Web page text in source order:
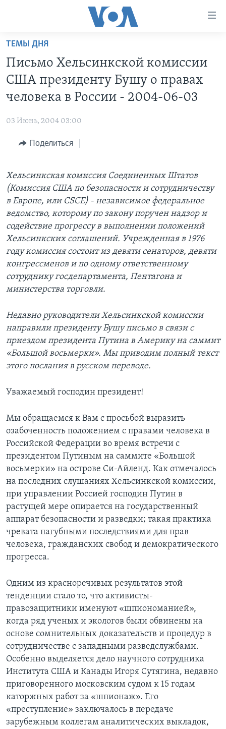
Перейти
основной
контент
основной
Перейти
ИТОГИ
ПОЧЕМУ ЭТО ВАЖНО?
ДЕТАЛИ
НЬЮ-ЙОРК NEW YORK
АМЕРИКА. БОЛЬШОЕ ПУТЕШЕСТВИЕ
ПРОЕКТЫ
НАША АМЕРИКАНСКАЯ ИСТОРИЯ
А КАК В АМЕРИКЕ?
АМЕРИКАНСКИЕ ГОРОДКИ
ТЕСТЫ
ИНТЕРВЬЮ
ФАКТЫ ПРОТИВ ФЕЙКОВ
УЧИМ АНГЛИЙСКИЙ
ВИДЕО
ПОДПИСКА НА НОВОСТИ
Learning English
СОЦИАЛЬНЫЕ СЕТИ
Языки
ТЕМЫ ДНЯ
Письмо Хельсинкской комиссии
США президенту Бушу о правах
человека в России - 2004-06-03
03 Июнь, 2004 03:00
Поделиться
Хельсинкская комиссия Соединенных Штатов
(Комиссия США по безопасности и сотрудничеству
в Европе, или CSCE) - независимое федеральное
ведомство, которому по закону поручен надзор и
содействие прогрессу в выполнении положений
Хельсинкских соглашений. Учрежденная в 1976
году комиссия состоит из девяти сенаторов, девяти
конгрессменов и по одному ответственному
сотруднику госдепартамента, Пентагона и
министерства торговли.
Недавно руководители Хельсинкской комиссии
направили президенту Бушу письмо в связи с
приездом президента Путина в Америку на саммит
«Большой восьмерки». Мы приводим полный текст
этого послания в русском переводе.
Уважаемый господин президент!
Мы обращаемся к Вам с просьбой выразить
озабоченность положением с правами человека в
Российской Федерации во время встречи с
президентом Путиным на саммите «Большой
восьмерки» на острове Си-Айленд. Как отмечалось
на последних слушаниях Хельсинкской комиссии,
при управлении Россией господин Путин в
растущей мере опирается на государственный
аппарат безопасности и разведки; такая практика
чревата пагубными последствиями для прав
человека, гражданских свобод и демократического
прогресса.
Одним из красноречивых результатов этой
тенденции стало то, что активисты-
правозащитники именуют «шпиономанией»,
когда ряд ученых и экологов были обвинены на
основе сомнительных доказательств и процедур в
сотрудничестве с западными разведслужбами.
Особенно выделяется дело научного сотрудника
Института США и Канады Игоря Сутягина, недавно
приговоренного московским судом к 15 годам
каторжных работ за «шпионаж». Его
«преступление» заключалось в передаче
зарубежным коллегам аналитических выкладок,